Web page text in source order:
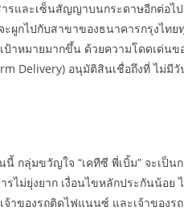
ารและเซ็นสัญญาบนกระดาษอีกต่อ
กไปกับสาขาของธนาคารกรุงไทย
เป้าหมายมากขึ้น ด้วยความโดดเด่
Delivery) อนุมัติสินเชื่อถึงที่ ไม่มี
กลุ่มขวัญใจ “เคทีซี พี่เบิ้ม” จะเป็น
ไม่ยุ่งยาก เงื่อนไขหลักประกันน้อย
าของรถติดไฟแนนซ์ และเจ้าของ